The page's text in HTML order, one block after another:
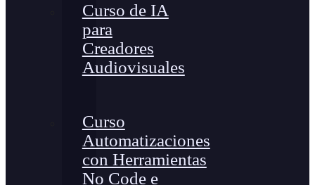
Curso de IA
para
Creadores
Audiovisuales
Curso
Automatizaciones
con Herramientas
No Code e